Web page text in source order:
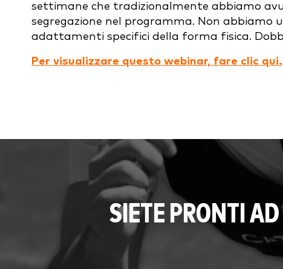
settimane che tradizionalmente abbiamo
segregazione nel programma. Non abbiamo
adattamenti specifici della forma fisica.
Per visualizzare questo webinar, fare clic qui.
SIETE PRONTI